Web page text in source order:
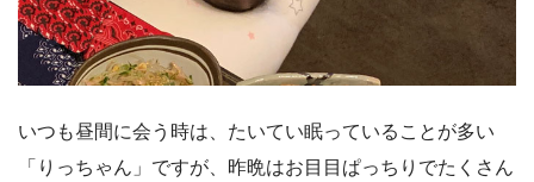
いつも昼間に会う時は、たいてい眠っていることが多い
「りっちゃん」ですが、昨晩はお目目ぱっちりでたくさん